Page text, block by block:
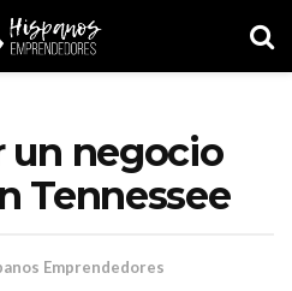
un negocio
Tennessee
Emprendedores